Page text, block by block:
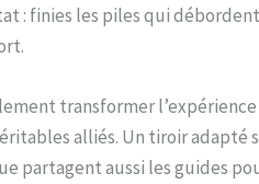
: finies les piles qui
transformer
alliés. Un tiroir
partagent aussi les guides